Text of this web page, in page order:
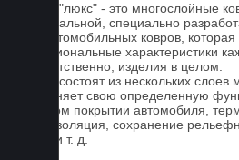
Ковры "люкс" - это многослойные
оригинальной, специально
для автомобильных ковров,
функциональные характеристики
соответственно, изделия в целом.
Ковры состоят из нескольких
выполняет свою определенную
штатном покрытии автомобиля,
звукоизоляция, сохранение
ковра и т. д.